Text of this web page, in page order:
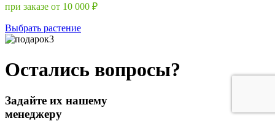
при заказе от 10 000 ₽
Выбрать растение
Остались вопросы?
Задайте их нашему
менеджеру